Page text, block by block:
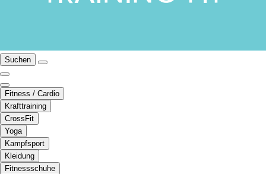
Suchen
Fitness / Cardio
Krafttraining
CrossFit
Yoga
Kampfsport
Kleidung
Fitnessschuhe